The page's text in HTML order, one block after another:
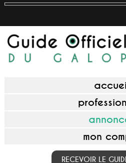
mon
RECEVOIR LE